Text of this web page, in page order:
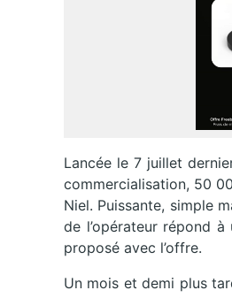
Lancée le 7 juillet
commercialisation, 50
Niel. Puissante, simple
de l’opérateur répond à
proposé avec l’offre.
Un mois et demi plus